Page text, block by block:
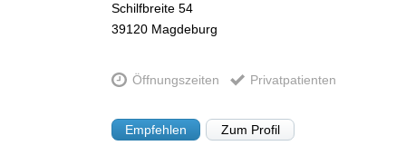
Schilfbreite 54
39120 Magdeburg
Öffnungszeiten Privatpatienten
Empfehlen Zum Profil